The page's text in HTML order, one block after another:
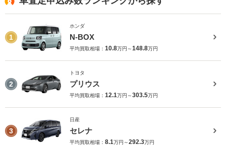
1
ホンダ
N-BOX
平均買取相場： 10.8万円～148.8万円
2
トヨタ
プリウス
平均買取相場： 12.1万円～303.5万円
3
日産
セレナ
平均買取相場： 8.1万円～292.3万円